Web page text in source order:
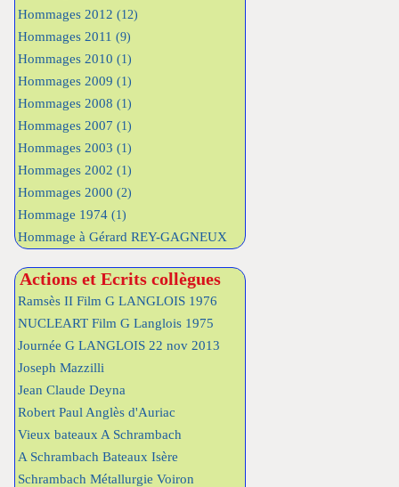
Hommages 2012 (12)
Hommages 2011 (9)
Hommages 2010 (1)
Hommages 2009 (1)
Hommages 2008 (1)
Hommages 2007 (1)
Hommages 2003 (1)
Hommages 2002 (1)
Hommages 2000 (2)
Hommage 1974 (1)
Hommage à Gérard REY-GAGNEUX
Actions et Ecrits collègues
Ramsès II Film G LANGLOIS 1976
NUCLEART Film G Langlois 1975
Journée G LANGLOIS 22 nov 2013
Joseph Mazzilli
Jean Claude Deyna
Robert Paul Anglès d'Auriac
Vieux bateaux A Schrambach
A Schrambach Bateaux Isère
Schrambach Métallurgie Voiron